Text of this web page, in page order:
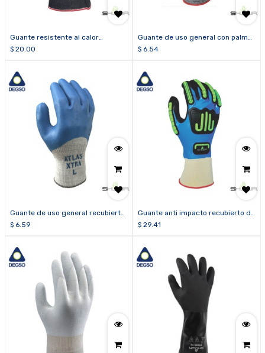
Guante resistente al calor
SHOWA® 8814
$ 20.00
Guante de uso general con palma
de nitrilo micro poroso SHOWA®
$ 6.54
Guante de uso general recubierto
de látex SHOWA® ATLAS® 305
$ 6.59
Guante anti impacto recubierto de
nitrilo SHOWA® 377-IP
$ 29.41